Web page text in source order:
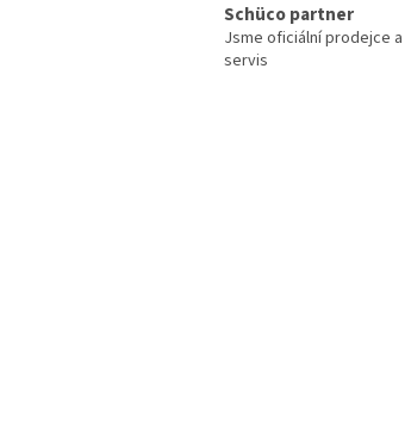
Schüco partner
Jsme oficiální prodejce a
servis